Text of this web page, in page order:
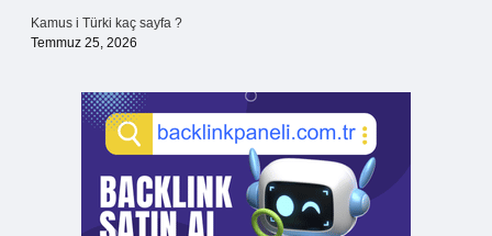
Kamus i Türki kaç sayfa ?
Temmuz 25, 2026